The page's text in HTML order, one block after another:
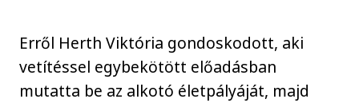
Erről Herth Viktória gondoskodott, aki
vetítéssel egybekötött előadásban
mutatta be az alkotó életpályáját, majd